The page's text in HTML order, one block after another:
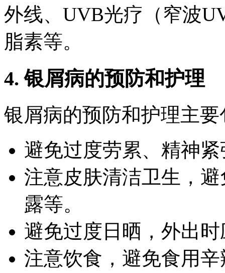
外线、UVB光疗（窄波
脂素等。
4. 银屑病的预防和护理
银屑病的预防和护理主
避免过度劳累、精神
注意皮肤清洁卫生，
露等。
避免过度日晒，外出
注意饮食，避免食用